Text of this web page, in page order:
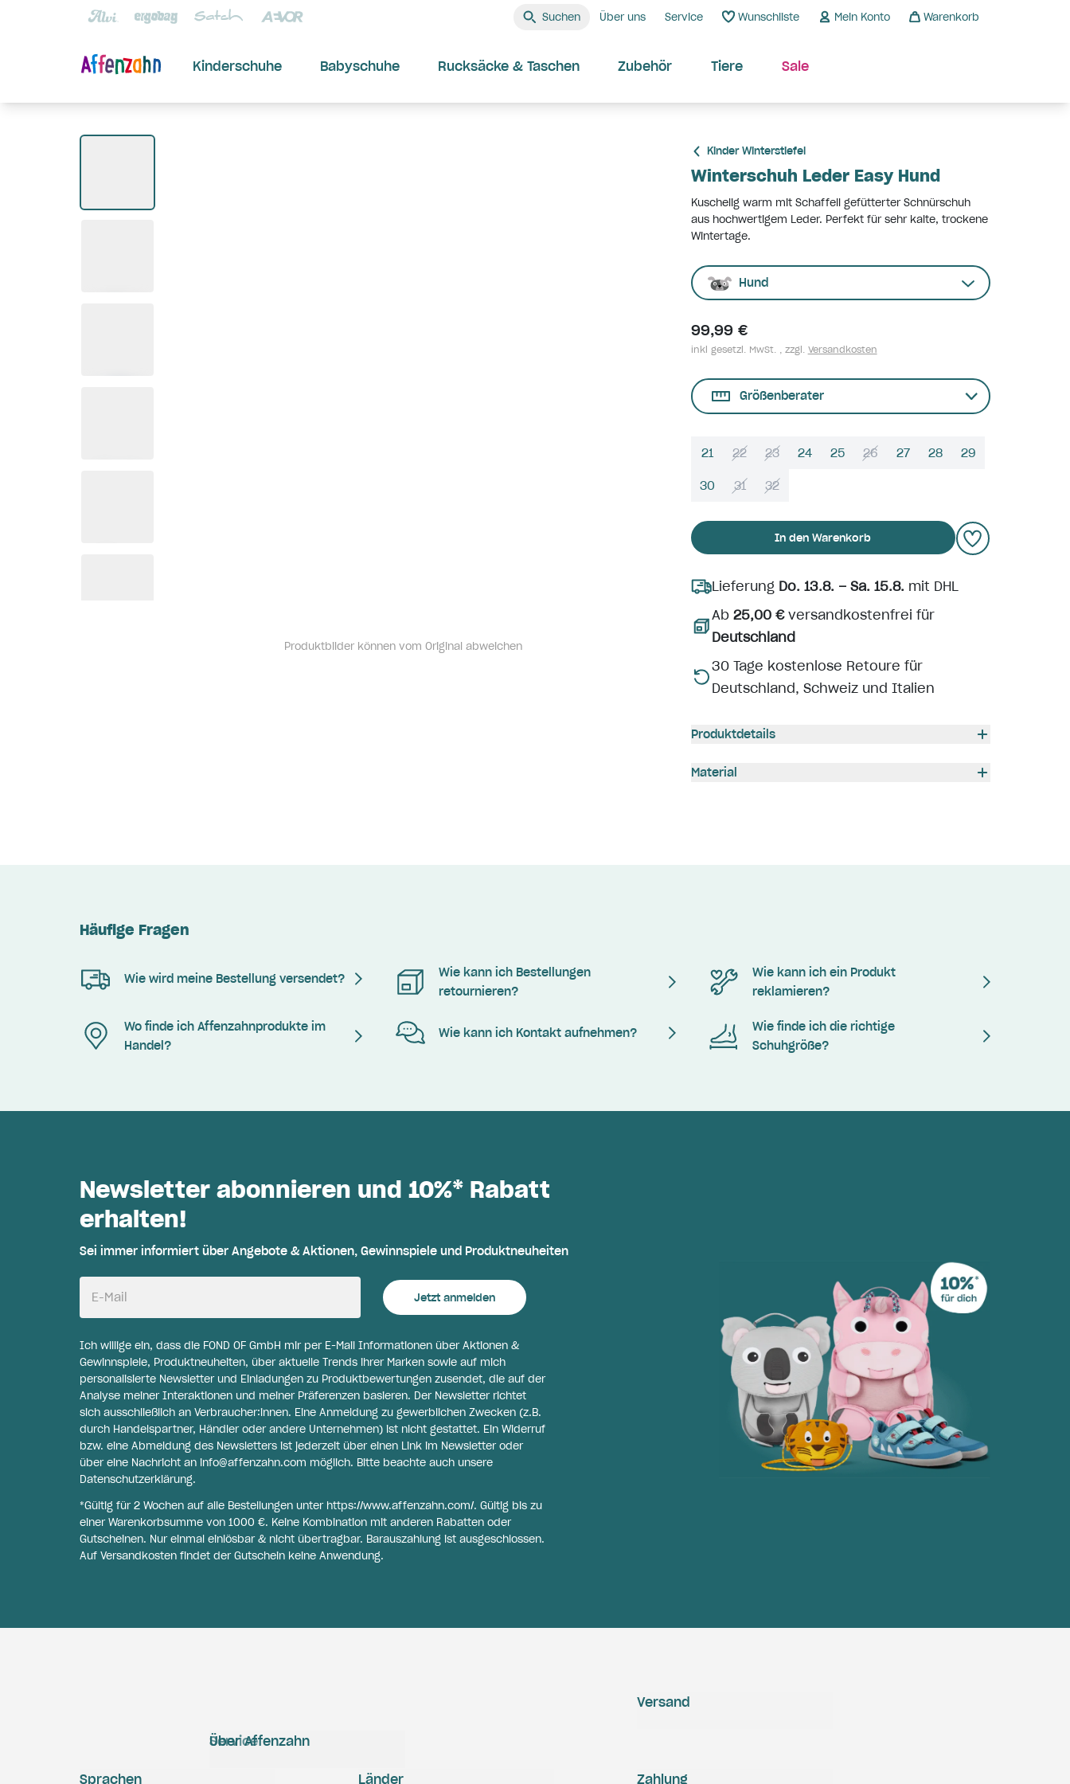
Suchen Über uns Service Wunschliste Mein Konto Warenkorb
Kinderschuhe Babyschuhe Rucksäcke & Taschen Zubehör Tiere Sale
Produktbilder können vom Original abweichen
Kinder Winterstiefel
Winterschuh Leder Easy Hund
Kuschelig warm mit Schaffell gefütterter Schnürschuh
aus hochwertigem Leder. Perfekt für sehr kalte, trockene
Wintertage.
Hund
99,99 €
inkl gesetzl. MwSt. , zzgl. Versandkosten
Größenberater
21 22 23 24 25 26 27 28 29
30 31 32
In den Warenkorb
Lieferung Do. 13.8. – Sa. 15.8.mit DHL
Ab 25,00 €versandkostenfrei für
Deutschland
30 Tage kostenlose Retoure für
Deutschland, Schweiz und Italien
Produktdetails
Material
Häufige Fragen
Wie wird meine Bestellung versendet?
Wie kann ich Bestellungen
retournieren?
Wie kann ich ein Produkt
reklamieren?
Wo finde ich Affenzahnprodukte im
Handel?
Wie kann ich Kontakt aufnehmen?
Wie finde ich die richtige
Schuhgröße?
Newsletter abonnieren und 10%* Rabatt
erhalten!
Sei immer informiert über Angebote & Aktionen, Gewinnspiele und Produktneuheiten
E-Mail Jetzt anmelden
Ich willige ein, dass die FOND OF GmbH mir per E-Mail Informationen über Aktionen &
Gewinnspiele, Produktneuheiten, über aktuelle Trends ihrer Marken sowie auf mich
personalisierte Newsletter und Einladungen zu Produktbewertungen zusendet, die auf der
Analyse meiner Interaktionen und meiner Präferenzen basieren. Der Newsletter richtet
sich ausschließlich an Verbraucher:innen. Eine Anmeldung zu gewerblichen Zwecken (z.B.
durch Handelspartner, Händler oder andere Unternehmen) ist nicht gestattet. Ein Widerruf
bzw. eine Abmeldung des Newsletters ist jederzeit über einen Link im Newsletter oder
über eine Nachricht an info@affenzahn.com möglich. Bitte beachte auch unsere
Datenschutzerklärung.
*Gültig für 2 Wochen auf alle Bestellungen unter https://www.affenzahn.com/. Gültig bis zu
einer Warenkorbsumme von 1000 €. Keine Kombination mit anderen Rabatten oder
Gutscheinen. Nur einmal einlösbar & nicht übertragbar. Barauszahlung ist ausgeschlossen.
Auf Versandkosten findet der Gutschein keine Anwendung.
Service
Über Affenzahn
Versand
Zahlung
Sprachen Länder